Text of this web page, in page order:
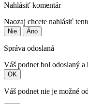
Nahlásiť komentár
Naozaj chcete nahlásiť
Nie Áno
Správa odoslaná
Váš podnet bol odoslaný
OK
Váš podnet nie je možné